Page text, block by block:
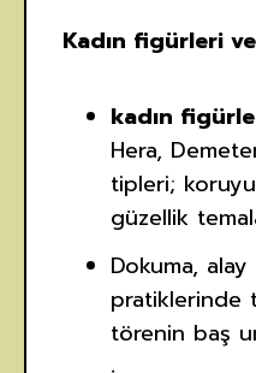
Kadın figürleri
kadın
Hera,
tipleri;
güzellik
Dokuma,
pratiklerinde
törenin baş